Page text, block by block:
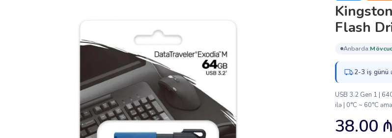
Flash
anbarda:
2-3 iş günü
USB 3.2 Gen 1 |
ilə | 0°C ~ 60°C
38.00 ₼